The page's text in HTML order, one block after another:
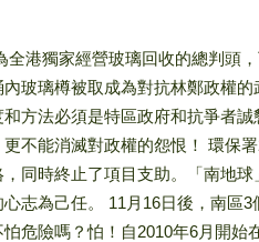
全港獨家經營玻璃回收的總判頭
玻璃樽被取成為對抗林鄭政權
方法必須是特區政府和抗爭者
不能消滅對政權的怨恨！ 環保
同時終止了項目支助。「南地
志為己任。 11月16日後，南區
危險嗎？怕！自2010年6月開